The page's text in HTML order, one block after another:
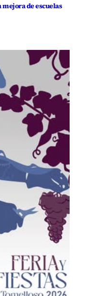
mejora de escuelas